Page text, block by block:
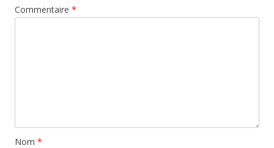
Commentaire *
Nom *